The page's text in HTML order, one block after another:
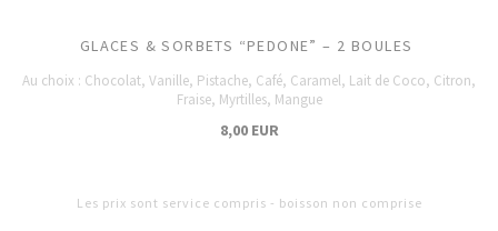
GLACES & SORBETS “PEDONE” – 2 BOULES
Au choix : Chocolat, Vanille, Pistache, Café, Caramel, Lait de Coco, Citron,
Fraise, Myrtilles, Mangue
8,00 EUR
Les prix sont service compris - boisson non comprise